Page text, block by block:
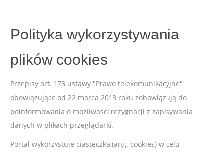
Polityka wykorzystywania
plików cookies
Przepisy art. 173 ustawy "Prawo telekomunikacyjne"
obowiązujące od 22 marca 2013 roku zobowiązują do
poinformowania o możliwości rezygnacji z zapisywania
danych w plikach przeglądarki.
Portal wykorzystuje ciasteczka (ang. cookies) w celu